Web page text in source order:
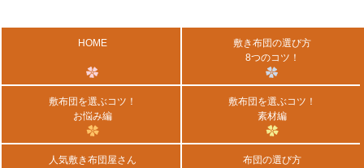
HOME
敷き布団の選び方
8つのコツ！
敷布団を選ぶコツ！
お悩み編
敷布団を選ぶコツ！
素材編
人気敷き布団屋さん
布団の選び方